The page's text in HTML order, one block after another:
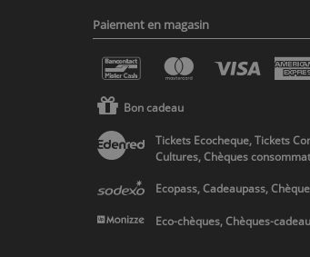
Paiement en magasin
Bon cadeau
Tickets Ecocheque, Tickets
Cultures, Chèques
Ecopass, Cadeaupass,
Eco-chèques, Chèques-